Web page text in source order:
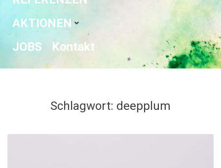
AKTIONEN
JOBS
Kontakt
Schlagwort: deepplum